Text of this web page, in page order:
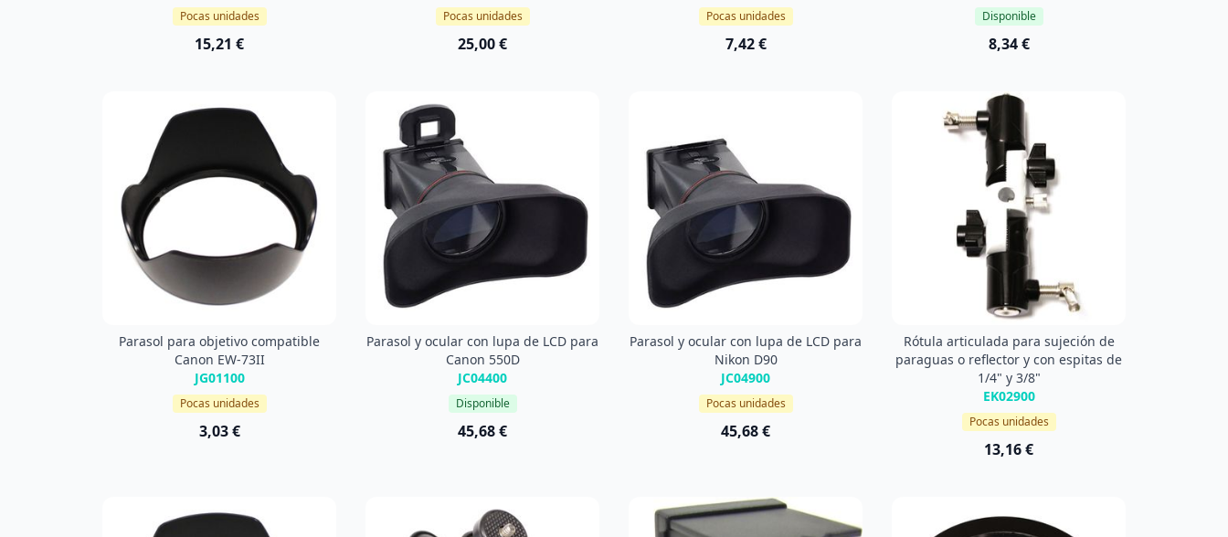
Pocas unidades
15,21 €
Pocas unidades
25,00 €
Pocas unidades
7,42 €
Disponible
8,34 €
Parasol para objetivo compatible
Canon EW-73II
JG01100
Pocas unidades
3,03 €
Parasol y ocular con lupa de LCD para
Canon 550D
JC04400
Disponible
45,68 €
Parasol y ocular con lupa de LCD para
Nikon D90
JC04900
Pocas unidades
45,68 €
Rótula articulada para sujeción de
paraguas o reflector y con espitas de
1/4" y 3/8"
EK02900
Pocas unidades
13,16 €